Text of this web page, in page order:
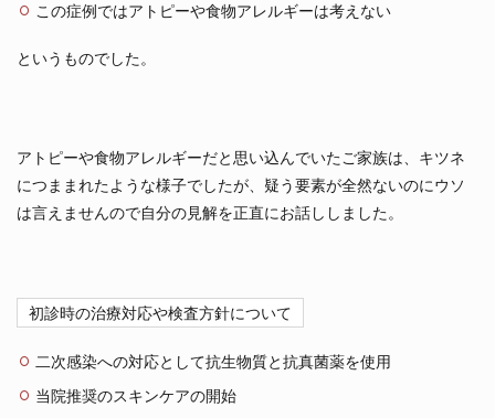
この症例ではアトピーや食物アレルギーは考えない
というものでした。
アトピーや食物アレルギーだと思い込んでいたご家族は、キツネ
につままれたような様子でしたが、疑う要素が全然ないのにウソ
は言えませんので自分の見解を正直にお話ししました。
初診時の治療対応や検査方針について
二次感染への対応として抗生物質と抗真菌薬を使用
当院推奨のスキンケアの開始